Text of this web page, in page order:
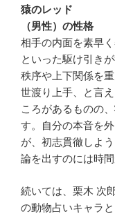
猿のレッド
（男性）の性格
相手の内面を素早
といった駆け引き
秩序や上下関係を
世渡り上手、と言
ころがあるものの
す。自分の本音を
が、初志貫徹しよ
論を出すのには時
続いては、栗木 次
の動物占いキャラ